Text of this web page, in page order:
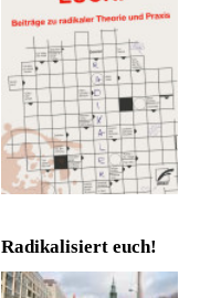
Radikalisiert euch!